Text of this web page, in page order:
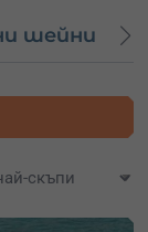
на живот,
каньонинг,
шейни